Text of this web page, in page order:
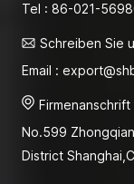
Tel : 86-021-
Schreiben Sie
Email :
Firmenanschrift
No.599
District